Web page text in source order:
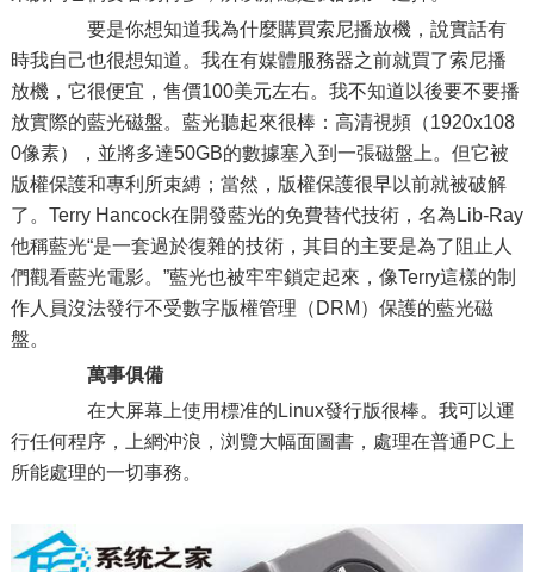
要是你想知道我為什麼購買索尼播放機，說實話有
時我自己也很想知道。我在有媒體服務器之前就買了索尼播
放機，它很便宜，售價100美元左右。我不知道以後要不要播
放實際的藍光磁盤。藍光聽起來很棒：高清視頻（1920x108
0像素），並將多達50GB的數據塞入到一張磁盤上。但它被
版權保護和專利所束縛；當然，版權保護很早以前就被破解
了。Terry Hancock在開發藍光的免費替代技術，名為Lib-Ray
他稱藍光“是一套過於復雜的技術，其目的主要是為了阻止人
們觀看藍光電影。”藍光也被牢牢鎖定起來，像Terry這樣的制
作人員沒法發行不受數字版權管理（DRM）保護的藍光磁
盤。
萬事俱備
在大屏幕上使用標准的Linux發行版很棒。我可以運
行任何程序，上網沖浪，浏覽大幅面圖書，處理在普通PC上
所能處理的一切事務。